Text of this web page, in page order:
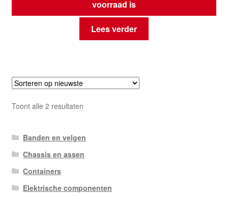
voorraad is
Lees verder
Toont alle 2 resultatenGesorteerd
Banden en velgen
Chassis en assen
Containers
Elektrische componenten